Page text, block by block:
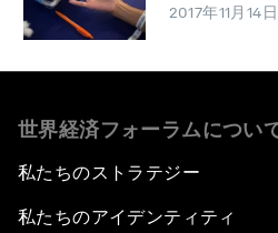
2017年11月14日
世界経済フォーラムについ
私たちのストラテジー
私たちのアイデンティティ